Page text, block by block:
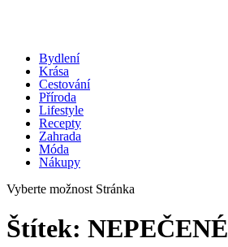
Bydlení
Krása
Cestování
Příroda
Lifestyle
Recepty
Zahrada
Móda
Nákupy
Vyberte možnost Stránka
Štítek: NEPEČENÉ